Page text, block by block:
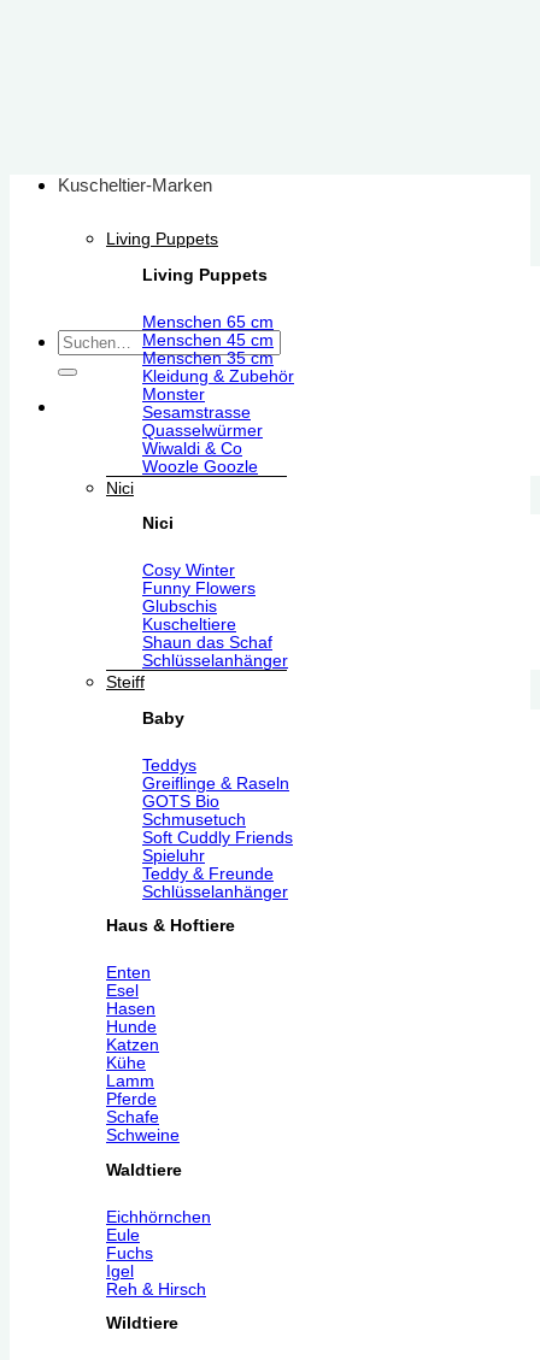
Suchen
nach:
Kuscheltier-Marken
Living Puppets
Living Puppets
Menschen 65 cm
Menschen 45 cm
Menschen 35 cm
Kleidung & Zubehör
Monster
Sesamstrasse
Quasselwürmer
Wiwaldi & Co
Woozle Goozle
Nici
Nici
Cosy Winter
Funny Flowers
Glubschis
Kuscheltiere
Shaun das Schaf
Schlüsselanhänger
Steiff
Baby
Teddys
Greiflinge & Raseln
GOTS Bio
Schmusetuch
Soft Cuddly Friends
Spieluhr
Teddy & Freunde
Schlüsselanhänger
Haus & Hoftiere
Enten
Esel
Hasen
Hunde
Katzen
Kühe
Lamm
Pferde
Schafe
Schweine
Waldtiere
Eichhörnchen
Eule
Fuchs
Igel
Reh & Hirsch
Wildtiere